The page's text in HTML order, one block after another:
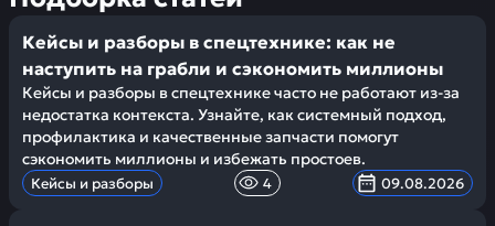
Кейсы и разборы в спецтехнике: как не
наступить на грабли и сэкономить миллионы
Кейсы и разборы в спецтехнике часто не работают из-за
недостатка контекста. Узнайте, как системный подход,
профилактика и качественные запчасти помогут
сэкономить миллионы и избежать простоев.
Кейсы и разборы 4 09.08.2026